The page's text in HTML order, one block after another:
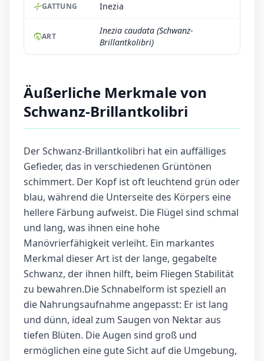
GATTUNG Inezia
ART
Inezia caudata (Schwanz-
Brillantkolibri)
Äußerliche Merkmale von
Schwanz-Brillantkolibri
Der Schwanz-Brillantkolibri hat ein auffälliges
Gefieder, das in verschiedenen Grüntönen
schimmert. Der Kopf ist oft leuchtend grün oder
blau, während die Unterseite des Körpers eine
hellere Färbung aufweist. Die Flügel sind schmal
und lang, was ihnen eine hohe
Manövrierfähigkeit verleiht. Ein markantes
Merkmal dieser Art ist der lange, gegabelte
Schwanz, der ihnen hilft, beim Fliegen Stabilität
zu bewahren.Die Schnabelform ist speziell an
die Nahrungsaufnahme angepasst: Er ist lang
und dünn, ideal zum Saugen von Nektar aus
tiefen Blüten. Die Augen sind groß und
ermöglichen eine gute Sicht auf die Umgebung,